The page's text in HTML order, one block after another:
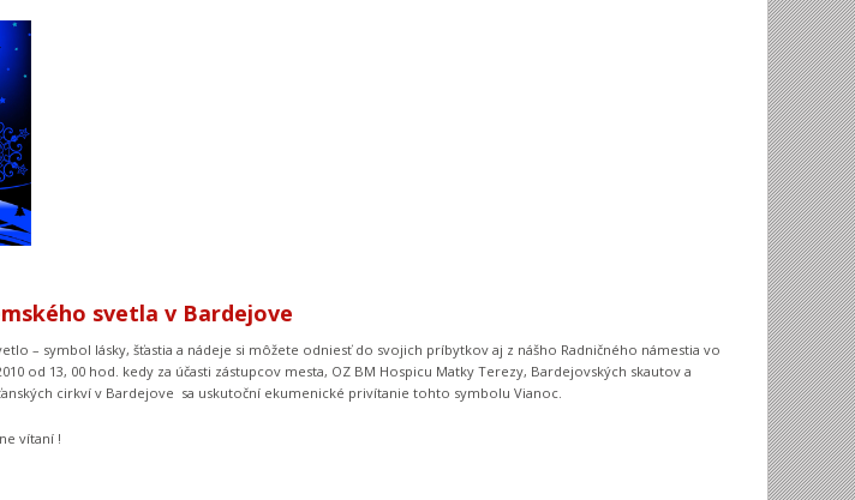
svetla v Bardejove
– symbol lásky, šťastia a nádeje si môžete odniesť do svojich príbytkov aj z nášho Radničného námestia vo
od 13, 00 hod. kedy za účasti zástupcov mesta, OZ BM Hospicu Matky Terezy, Bardejovských skautov a
cirkví v Bardejove sa uskutoční ekumenické privítanie tohto symbolu Vianoc.
vítaní !